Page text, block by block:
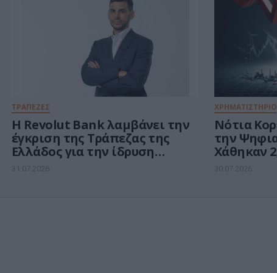
ΤΡΑΠΕΖΕΣ
Η Revolut Bank λαμβάνει την
έγκριση της Τράπεζας της
Ελλάδος για την ίδρυση
ελληνικού υποκαταστήματος
31.07.2026
ΧΡΗΜΑΤΙΣΤΗΡΙΟ
Νότια
την
Χάθηκαν
1,3 τρισ.
30.07.2026